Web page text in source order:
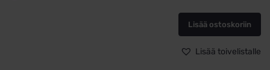
määrä
Lisää ostoskoriin
Lisää toivelistalle